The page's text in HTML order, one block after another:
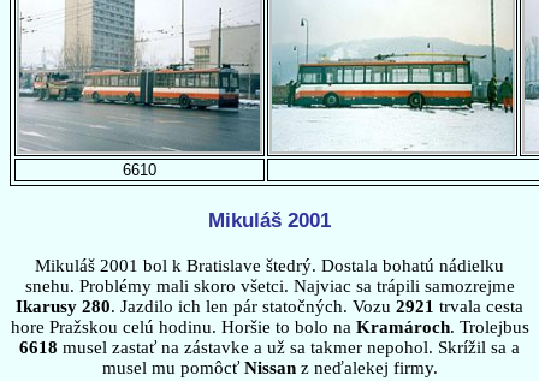
6610
Mikuláš 2001
Mikuláš 2001 bol k Bratislave štedrý. Dostala bohatú nádielku
snehu. Problémy mali skoro všetci. Najviac sa trápili samozrejme
Ikarusy 280. Jazdilo ich len pár statočných. Vozu 2921 trvala cesta
hore Pražskou celú hodinu. Horšie to bolo na Kramároch. Trolejbus
6618 musel zastať na zástavke a už sa takmer nepohol. Skrížil sa a
musel mu pomôcť Nissanz neďalekej firmy.